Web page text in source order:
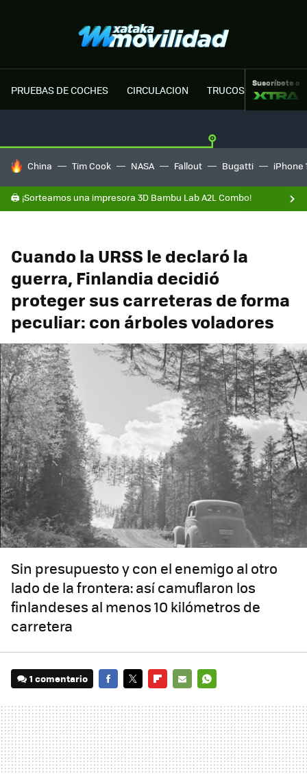
PRUEBAS DE COCHES CIRCULACION TRUCOS MOTOR
Suscríbete a
HOY SE HABLA DE
China Tim Cook NASA Fallout Bugatti iPhone
🖨️ ¡Sorteamos una impresora 3D Bambu Lab A2L Combo!
Cuando la URSS le declaró la
guerra, Finlandia decidió
proteger sus carreteras de forma
peculiar: con árboles voladores
Sin presupuesto y con el enemigo al otro
lado de la frontera: así camuflaron los
finlandeses al menos 10 kilómetros de
carretera
1 comentario
MAIL